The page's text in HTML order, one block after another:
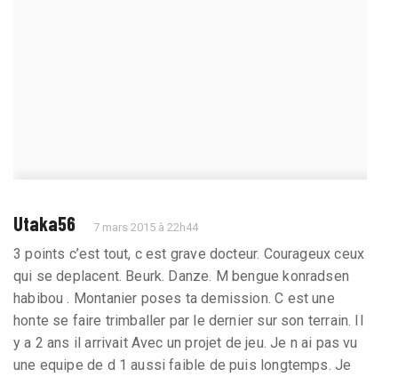
Utaka56 7 mars 2015 à 22h44
3 points c’est tout, c est grave docteur. Courageux ceux
qui se deplacent. Beurk. Danze. M bengue konradsen
habibou . Montanier poses ta demission. C est une
honte se faire trimballer par le dernier sur son terrain. Il
y a 2 ans il arrivait Avec un projet de jeu. Je n ai pas vu
une equipe de d 1 aussi faible de puis longtemps. Je